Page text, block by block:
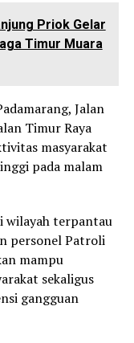
Priok Gelar
Timur Muara
Jalan
Timur Raya
masyarakat
pada malam
wilayah terpantau
personel Patroli
mampu
sekaligus
gangguan